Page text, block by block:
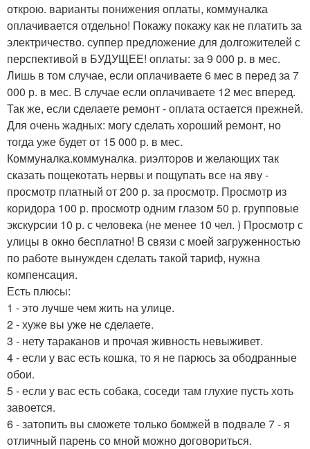
открою. варианты понижения оплаты, коммуналка
оплачивается отдельно! Покажу покажу как не платить за
электричество. суппер предложение для долгожителей с
перспективой в БУДУЩЕЕ! оплаты: за 9 000 р. в мес.
Лишь в том случае, если оплачиваете 6 мес в перед за 7
000 р. в мес. В случае если оплачиваете 12 мес вперед.
Так же, если сделаете ремонт - оплата остается прежней.
Для очень жадных: могу сделать хороший ремонт, но
тогда уже будет от 15 000 р. в мес.
Коммуналка.коммуналка. риэлторов и желающих так
сказать пощекотать нервы и пощупать все на яву -
просмотр платный от 200 р. за просмотр. Просмотр из
коридора 100 р. просмотр одним глазом 50 р. групповые
экскурсии 10 р. с человека (не менее 10 чел. ) Просмотр с
улицы в окно бесплатно! В связи с моей загруженностью
по работе вынужден сделать такой тариф, нужна
компенсация.
Есть плюсы:
1 - это лучше чем жить на улице.
2 - хуже вы уже не сделаете.
3 - нету тараканов и прочая живность невыживет.
4 - если у вас есть кошка, то я не парюсь за ободранные
обои.
5 - если у вас есть собака, соседи там глухие пусть хоть
завоется.
6 - затопить вы сможете только бомжей в подвале 7 - я
отличный парень со мной можно договориться.